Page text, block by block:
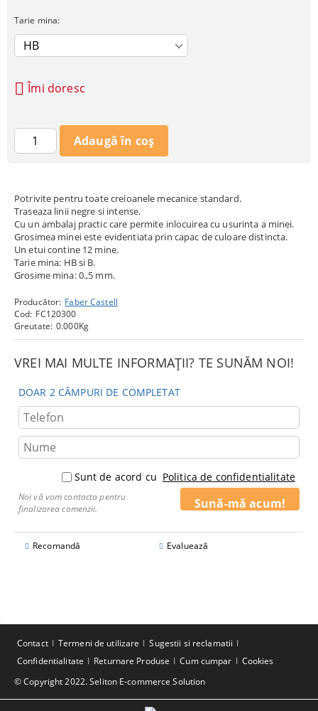
Potrivite pentru toate creioanele mecanice standard.
Traseaza linii negre si intense.
Cu un ambalaj practic care permite inlocuirea cu usurinta a minei.
Grosimea minei este evidentiata prin capac de culoare distincta.
Un etui contine 12 mine.
Tarie mina: HB si B.
Grosime mina: 0.,5 mm.
Producător: Faber Castell
Cod: FC120300
Greutate: 0.000Kg
VREI MAI MULTE INFORMAȚII? TE SUNĂM NOI!
DOAR 2 CÂMPURI DE COMPLETAT
Sunt de acord cu Politica de confidentialitate
Noi vă vom contacta pentru
finalizarea comenzii.
Recomandă Evaluează
Tarie mina:
Îmi doresc
© Copyright 2022. Seliton E-commerce Solution
Contact Termeni de utilizare
Sugestii si reclamatii
Confidentialitate
Returnare Produse Cum cumpar Cookies